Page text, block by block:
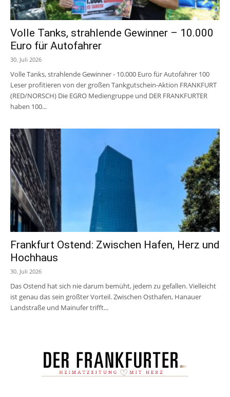
Volle Tanks, strahlende Gewinner – 10.000
Euro für Autofahrer
30. Juli 2026
Volle Tanks, strahlende Gewinner - 10.000 Euro für Autofahrer 100
Leser profitieren von der großen Tankgutschein-Aktion FRANKFURT
(RED/NORSCH) Die EGRO Mediengruppe und DER FRANKFURTER
haben 100...
Frankfurt Ostend: Zwischen Hafen, Herz und
Hochhaus
30. Juli 2026
Das Ostend hat sich nie darum bemüht, jedem zu gefallen. Vielleicht
ist genau das sein größter Vorteil. Zwischen Osthafen, Hanauer
Landstraße und Mainufer trifft...